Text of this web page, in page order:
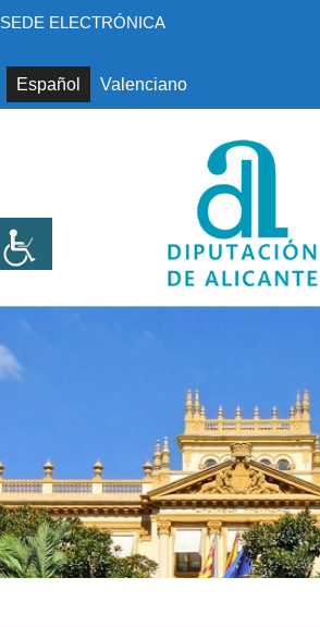
al
SEDE ELECTRÓNICA
Español Valenciano